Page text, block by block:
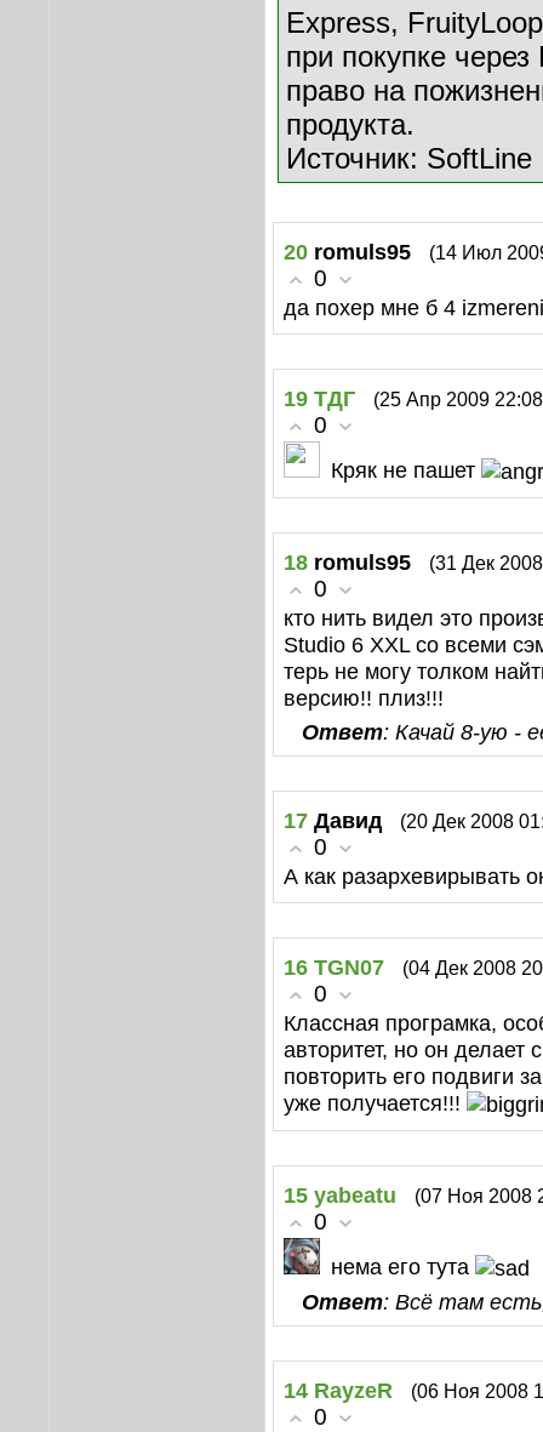
Express,
при покупке
право на
продукта.
Источник: SoftLine
20 romuls95 (14 Июл
0
да похер мне б 4
19 ТДГ (25 Апр 2009
0
Кряк не пашет
18 romuls95 (31 Дек
0
кто нить видел это
Studio 6 XXL со всеми
терь не могу толком
версию!! плиз!!!
Ответ: Качай 8-ую -
17 Давид (20 Дек 2008
0
А как разархевирывать
16 TGN07 (04 Дек 2008
0
Классная програмка,
авторитет, но он делает
повторить его подвиги
уже получается!!!
15 yabeatu (07 Ноя 2008
0
нема его тута
Ответ: Всё там
14 RayzeR (06 Ноя 2008
0